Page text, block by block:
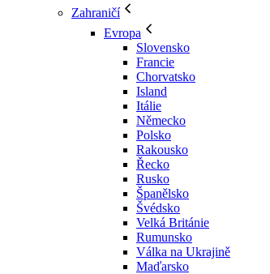
Zahraničí
Evropa
Slovensko
Francie
Chorvatsko
Island
Itálie
Německo
Polsko
Rakousko
Řecko
Rusko
Španělsko
Švédsko
Velká Británie
Rumunsko
Válka na Ukrajině
Maďarsko